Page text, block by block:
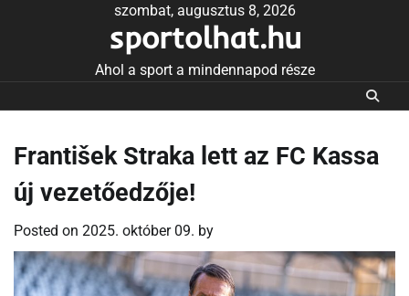
szombat, augusztus 8, 2026
sportolhat.hu
Ahol a sport a mindennapod része
František Straka lett az FC Kassa
új vezetőedzője!
Posted on 2025. október 09. by